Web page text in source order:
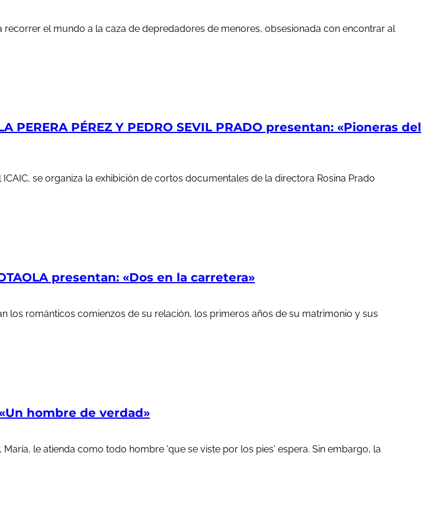
el mundo a la caza de depredadores de menores, obsesionada con encontrar al
PERERA PÉREZ Y PEDRO SEVIL PRADO presentan: «Pioneras del
se organiza la exhibición de cortos documentales de la directora Rosina Prado
OTAOLA presentan: «Dos en la carretera»
los románticos comienzos de su relación, los primeros años de su matrimonio y sus
«Un hombre de verdad»
le atienda como todo hombre 'que se viste por los pies' espera. Sin embargo, la